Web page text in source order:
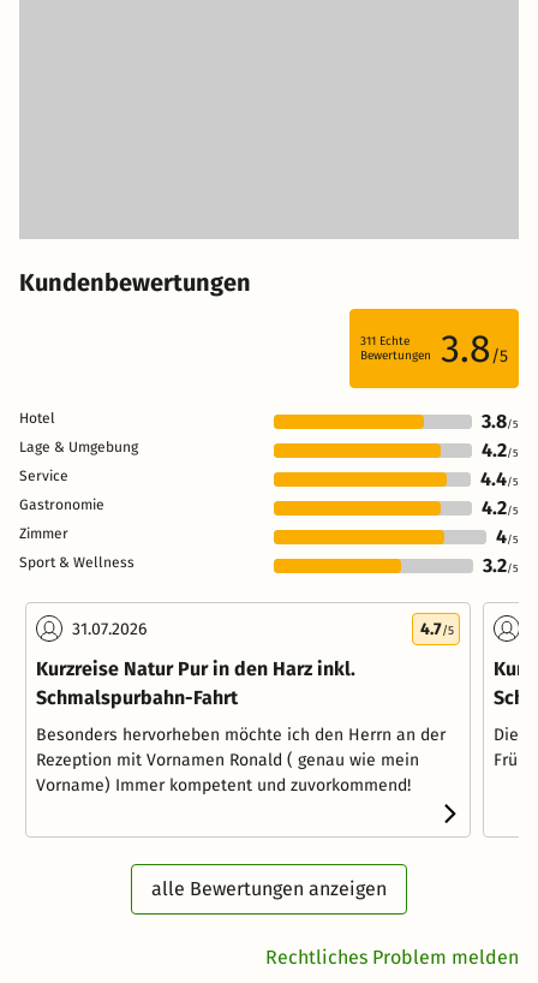
Kundenbewertungen
311 Echte
Bewertungen
3.8/5
Hotel 3.8/5
Lage & Umgebung 4.2/5
Service 4.4/5
Gastronomie 4.2/5
Zimmer 4/5
Sport & Wellness 3.2/5
31.07.2026 4.7/5
Kurzreise Natur Pur in den Harz inkl.
Schmalspurbahn-Fahrt
Besonders hervorheben möchte ich den Herrn an der
Rezeption mit Vornamen Ronald ( genau wie mein
Vorname) Immer kompetent und zuvorkommend!
Die
alle Bewertungen anzeigen
Rechtliches Problem melden